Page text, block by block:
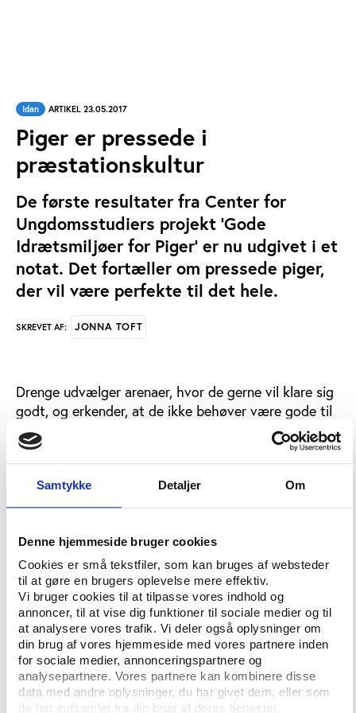
Samtykke Detaljer Om
Denne hjemmeside bruger cookies
Cookies er små tekstfiler, som kan bruges af websteder
til at gøre en brugers oplevelse mere effektiv.
Vi bruger cookies til at tilpasse vores indhold og
annoncer, til at vise dig funktioner til sociale medier og til
at analysere vores trafik. Vi deler også oplysninger om
din brug af vores hjemmeside med vores partnere inden
for sociale medier, annonceringspartnere og
analysepartnere. Vores partnere kan kombinere disse
data med andre oplysninger, du har givet dem, eller som
de har indsamlet fra din brug af deres tjenester.
Idan ARTIKEL 23.05.2017
Piger er pressede i
præstationskultur
De første resultater fra Center for
Ungdomsstudiers projekt ’Gode
Idrætsmiljøer for Piger’ er nu udgivet i et
notat. Det fortæller om pressede piger,
der vil være perfekte til det hele.
SKREVET AF: JONNA TOFT
Drenge udvælger arenaer, hvor de gerne vil klare sig
godt, og erkender, at de ikke behøver være gode til
alting. Piger, derimod, vil være perfekte over hele
linjen; I skolen, i idrætten, sammen med vennerne og
på sociale medier.
man kan, alle de steder, man kan’ fra Center for
Ungdomsstudier.
Notatet er den første offentliggørelse i forbindelse
med projektet ’Gode Idrætsmiljøer for piger -
redskaber til at forstå, udvikle og fastholde’, som
centeret arbejder på med støtte fra Nordea-fonden.
Projektet kører frem til foråret 2019, og notatet er
en forløber for en senere større udgivelse med
projektets erfaringer og handlingsanvisninger.